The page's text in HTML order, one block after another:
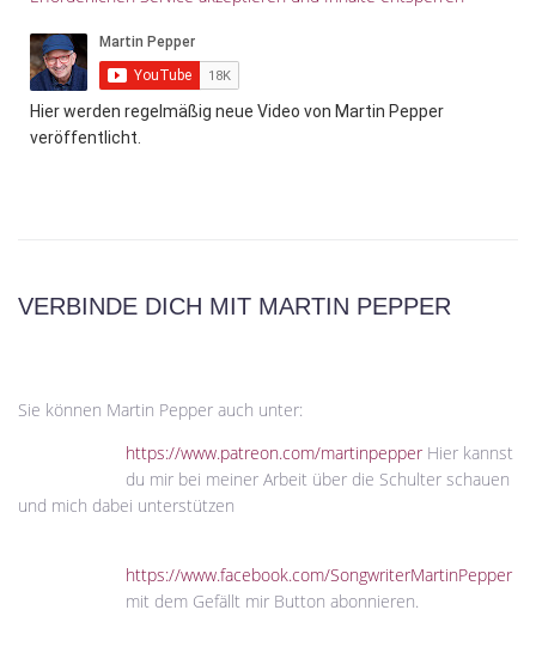
Hier werden regelmäßig neue Video von Martin Pepper
veröffentlicht.
VERBINDE DICH MIT MARTIN PEPPER
Sie können Martin Pepper auch unter:
https://www.patreon.com/martinpepper Hier kannst
du mir bei meiner Arbeit über die Schulter schauen
und mich dabei unterstützen
https://www.facebook.com/SongwriterMartinPepper
mit dem Gefällt mir Button abonnieren.